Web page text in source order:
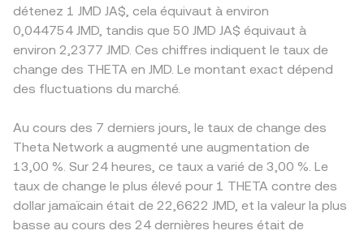
détenez 1 JMD JA$, cela équivaut à environ
0,044754 JMD, tandis que 50 JMD JA$ équivaut à
environ 2,2377 JMD. Ces chiffres indiquent le taux de
change des THETA en JMD. Le montant exact dépend
des fluctuations du marché.
Au cours des 7 derniers jours, le taux de change des
Theta Network a augmenté une augmentation de
13,00 %. Sur 24 heures, ce taux a varié de 3,00 %. Le
taux de change le plus élevé pour 1 THETA contre des
dollar jamaïcain était de 22,6622 JMD, et la valeur la plus
basse au cours des 24 dernières heures était de